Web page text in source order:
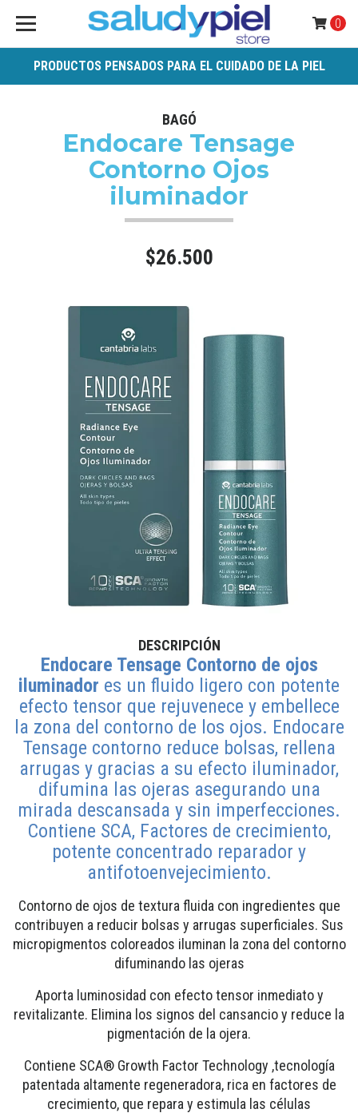
PRODUCTOS PENSADOS PARA EL CUIDADO DE LA PIEL
0
BAGÓ
Endocare Tensage
Contorno Ojos
iluminador
$26.500
DESCRIPCIÓN
Endocare Tensage Contorno de ojos
iluminador es un fluido ligero con potente
efecto tensor que rejuvenece y embellece
la zona del contorno de los ojos. Endocare
Tensage contorno reduce bolsas, rellena
arrugas y gracias a su efecto iluminador,
difumina las ojeras asegurando una
mirada descansada y sin imperfecciones.
Contiene SCA, Factores de crecimiento,
potente concentrado reparador y
antifotoenvejecimiento.
Contorno de ojos de textura fluida con ingredientes que
contribuyen a reducir bolsas y arrugas superficiales. Sus
micropigmentos coloreados iluminan la zona del contorno
difuminando las ojeras
Aporta luminosidad con efecto tensor inmediato y
revitalizante. Elimina los signos del cansancio y reduce la
pigmentación de la ojera.
Contiene SCA® Growth Factor Technology ,tecnología
patentada altamente regeneradora, rica en factores de
crecimiento, que repara y estimula las células